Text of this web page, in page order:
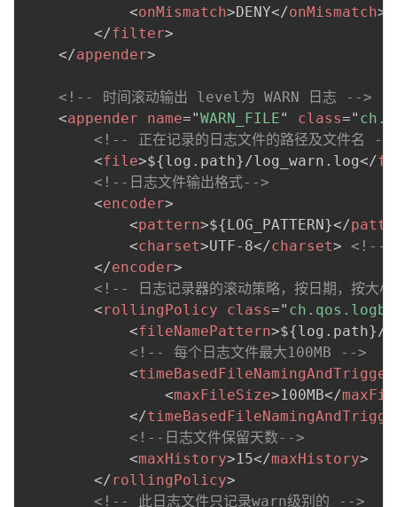
<onMismatch>DENY</onMismatch>
</filter>
</appender>
<!-- 时间滚动输出 level为 WARN 日志 -->
<appender name="WARN_FILE" class="
<!-- 正在记录的日志文件的路径及文件名 --
<file>${log.path}/log_warn.log</
<!--日志文件输出格式-->
<encoder>
<pattern>${LOG_PATTERN}</
<charset>UTF-8</charset>
<!--
</encoder>
<!-- 日志记录器的滚动策略，按日期，按大
<rollingPolicy class="
<fileNamePattern>${log.path}/
<!-- 每个日志文件最大100MB -->
<
<maxFileSize>100MB</
</
<!--日志文件保留天数-->
<maxHistory>15</maxHistory>
</rollingPolicy>
<!-- 此日志文件只记录warn级别的 -->